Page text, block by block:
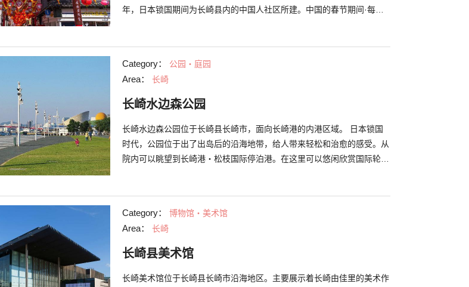
年，日本锁国期间为长崎县内的中国人社区所建。中国的春节期间·每年2
Category： 公园・庭园
Area： 长崎
长崎水边森公园
长崎水边森公园位于长崎县长崎市，面向长崎港的内港区域。 日本锁国
时代，公园位于出了出岛后的沿海地带，给人带来轻松和治愈的感受。从
院内可以眺望到长崎港・松枝国际停泊港。在这里可以悠闲欣赏国际轮船
Category： 博物馆・美术馆
Area： 长崎
长崎县美术馆
长崎美术馆位于长崎县长崎市沿海地区。主要展示着长崎由佳里的美术作